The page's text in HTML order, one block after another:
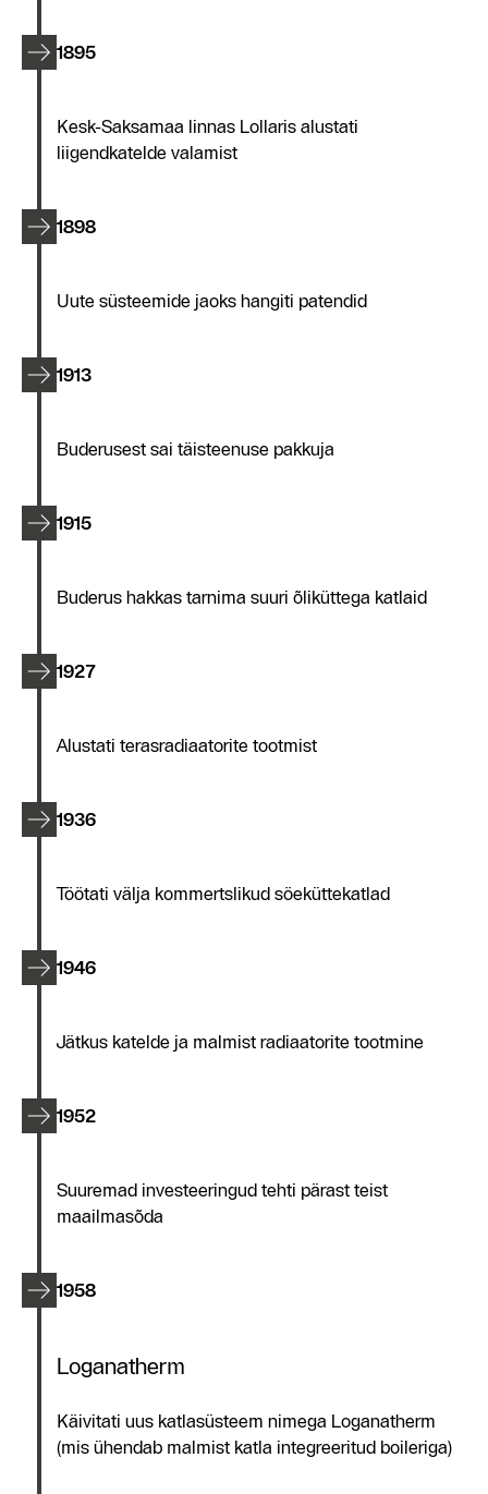
1895
Kesk-Saksamaa linnas Lollaris alustati
liigendkatelde valamist
1898
Uute süsteemide jaoks hangiti patendid
1913
Buderusest sai täisteenuse pakkuja
1915
Buderus hakkas tarnima suuri õliküttega katlaid
1927
Alustati terasradiaatorite tootmist
1936
Töötati välja kommertslikud söeküttekatlad
1946
Jätkus katelde ja malmist radiaatorite tootmine
1952
Suuremad investeeringud tehti pärast teist
maailmasõda
1958
Loganatherm
Käivitati uus katlasüsteem nimega Loganatherm
(mis ühendab malmist katla integreeritud boileriga)